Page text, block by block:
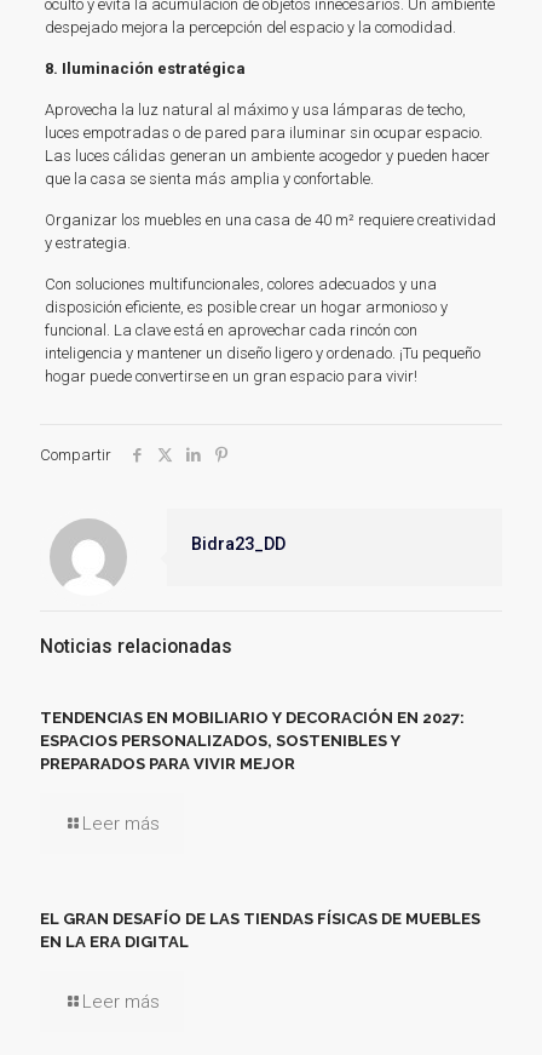
oculto y evita la acumulación de objetos innecesarios. Un ambiente
despejado mejora la percepción del espacio y la comodidad.
8. Iluminación estratégica
Aprovecha la luz natural al máximo y usa lámparas de techo,
luces empotradas o de pared para iluminar sin ocupar espacio.
Las luces cálidas generan un ambiente acogedor y pueden hacer
que la casa se sienta más amplia y confortable.
Organizar los muebles en una casa de 40 m² requiere creatividad
y estrategia.
Con soluciones multifuncionales, colores adecuados y una
disposición eficiente, es posible crear un hogar armonioso y
funcional. La clave está en aprovechar cada rincón con
inteligencia y mantener un diseño ligero y ordenado. ¡Tu pequeño
hogar puede convertirse en un gran espacio para vivir!
Compartir
Bidra23_DD
Noticias relacionadas
TENDENCIAS EN MOBILIARIO Y DECORACIÓN EN 2027:
ESPACIOS PERSONALIZADOS, SOSTENIBLES Y
PREPARADOS PARA VIVIR MEJOR
Leer más
EL GRAN DESAFÍO DE LAS TIENDAS FÍSICAS DE MUEBLES
EN LA ERA DIGITAL
Leer más